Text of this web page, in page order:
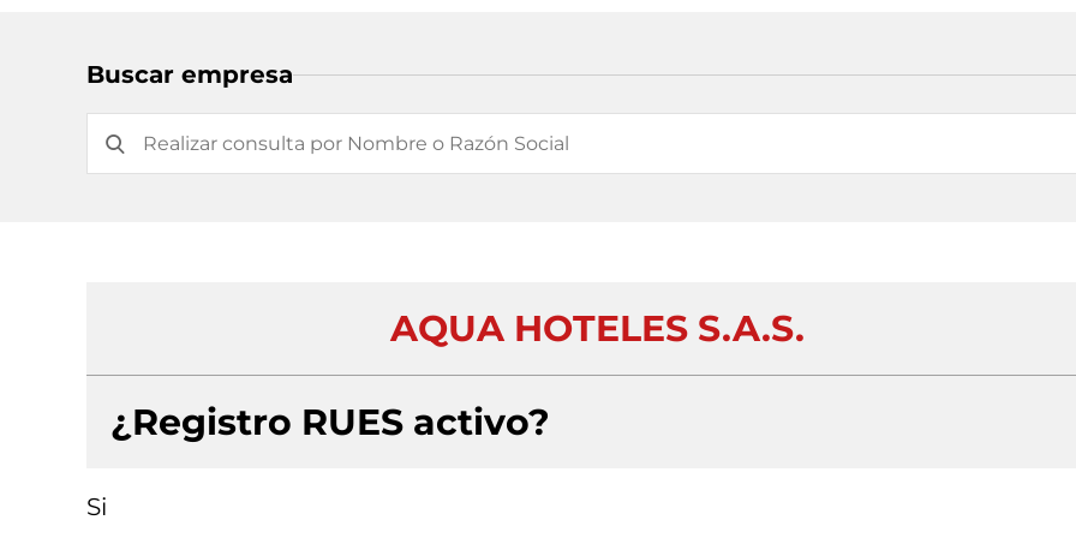
Buscar empresa
AQUA HOTELES S.A.S.
¿Registro RUES activo?
Si